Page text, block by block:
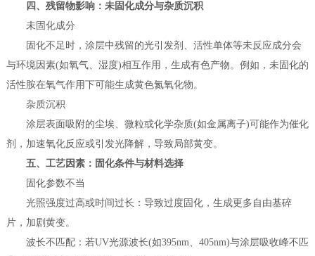
四、残留物影响：未固化成分与杂质沉积
未固化成分
固化不足时，涂层中残留的光引发剂、活性单体等未反应成分会
与环境因素(如氧气、湿度)相互作用，生成有色产物。例如，未固化的
活性胺在氧气作用下可能生成黄色氮氧化物。
杂质沉积
涂层表面吸附的尘埃、微粒或化学杂质(如金属离子)可能作为催化
剂，加速氧化反应或引发光降解，导致局部黄变。
五、工艺因素：固化条件与材料选择
固化参数不当
光照强度过高或时间过长：导致过度固化，生成更多自由基碎
片，加剧黄变。
波长不匹配：若UV光源波长(如395nm、405nm)与涂层吸收峰不匹